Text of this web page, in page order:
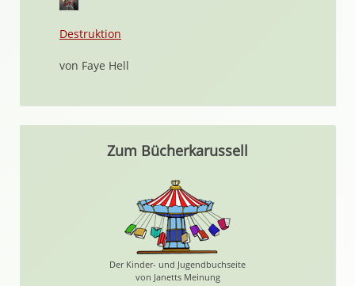
Destruktion
von Faye Hell
Zum Bücherkarussell
Der Kinder- und Jugendbuchseite
von Janetts Meinung